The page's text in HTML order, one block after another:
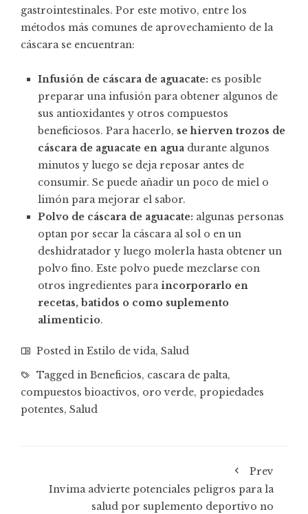
gastrointestinales. Por este motivo, entre los
métodos más comunes de aprovechamiento de la
cáscara se encuentran:
Infusión de cáscara de aguacate: es posible
preparar una infusión para obtener algunos de
sus antioxidantes y otros compuestos
beneficiosos. Para hacerlo, se hierven trozos de
cáscara de aguacate en agua durante algunos
minutos y luego se deja reposar antes de
consumir. Se puede añadir un poco de miel o
limón para mejorar el sabor.
Polvo de cáscara de aguacate: algunas personas
optan por secar la cáscara al sol o en un
deshidratador y luego molerla hasta obtener un
polvo fino. Este polvo puede mezclarse con
otros ingredientes paraincorporarlo en
recetas, batidos o como suplemento
alimenticio.
Posted in Estilo de vida, Salud
Tagged in Beneficios, cascara de palta,
compuestos bioactivos, oro verde, propiedades
potentes, Salud
Prev
Invima advierte potenciales peligros para la
salud por suplemento deportivo no